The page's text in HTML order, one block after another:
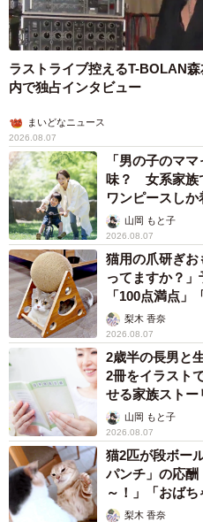
ラストライブ控えるT-BOLAN
内で独占インタビュー
まいどなニュース
2026.08.07
「男の子のマ
味？ 女系家族
ワンピースし
へんが…
山岡 もと子
2026.08.07
猫用の爪研ぎ
ってますか？
「100点満点」
梨木 香奈
2026.08.07
2歳半の長男と
2冊をイラスト
せる家族ストー
山岡 もと子
2026.08.07
猫2匹が段ボー
パンチ」の応
～！」「おば
梨木 香奈